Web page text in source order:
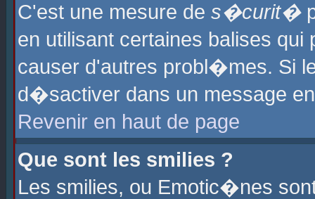
C'est une mesure de s�curit�
en utilisant certaines balises
causer d'autres probl�mes. Si
d�sactiver dans un message
Revenir en haut de page
Que sont les smilies ?
Les smilies, ou Emotic�nes